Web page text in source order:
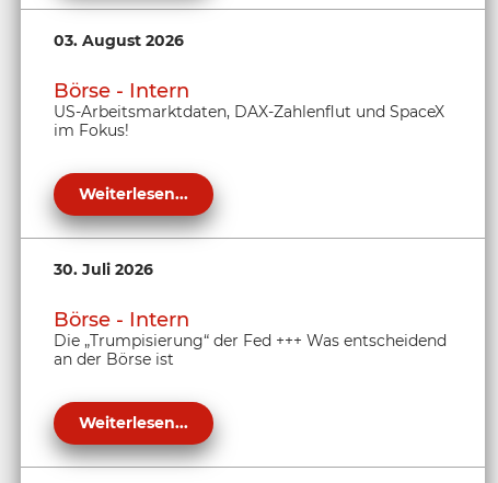
03. August 2026
Börse - Intern
US-Arbeitsmarktdaten, DAX-Zahlenflut und SpaceX
im Fokus!
Weiterlesen...
30. Juli 2026
Börse - Intern
Die „Trumpisierung“ der Fed +++ Was entscheidend
an der Börse ist
Weiterlesen...